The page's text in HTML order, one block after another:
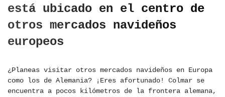
está ubicado en el centro de
otros mercados navideños
europeos
¿Planeas visitar otros mercados navideños en Europa
como los de Alemania? ¡Eres afortunado! Colmar se
encuentra a pocos kilómetros de la frontera alemana,